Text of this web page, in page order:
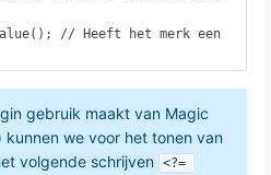
// Heeft het merk een
gebruik maakt van Magic
kunnen we voor het tonen van
volgende schrijven
<?=